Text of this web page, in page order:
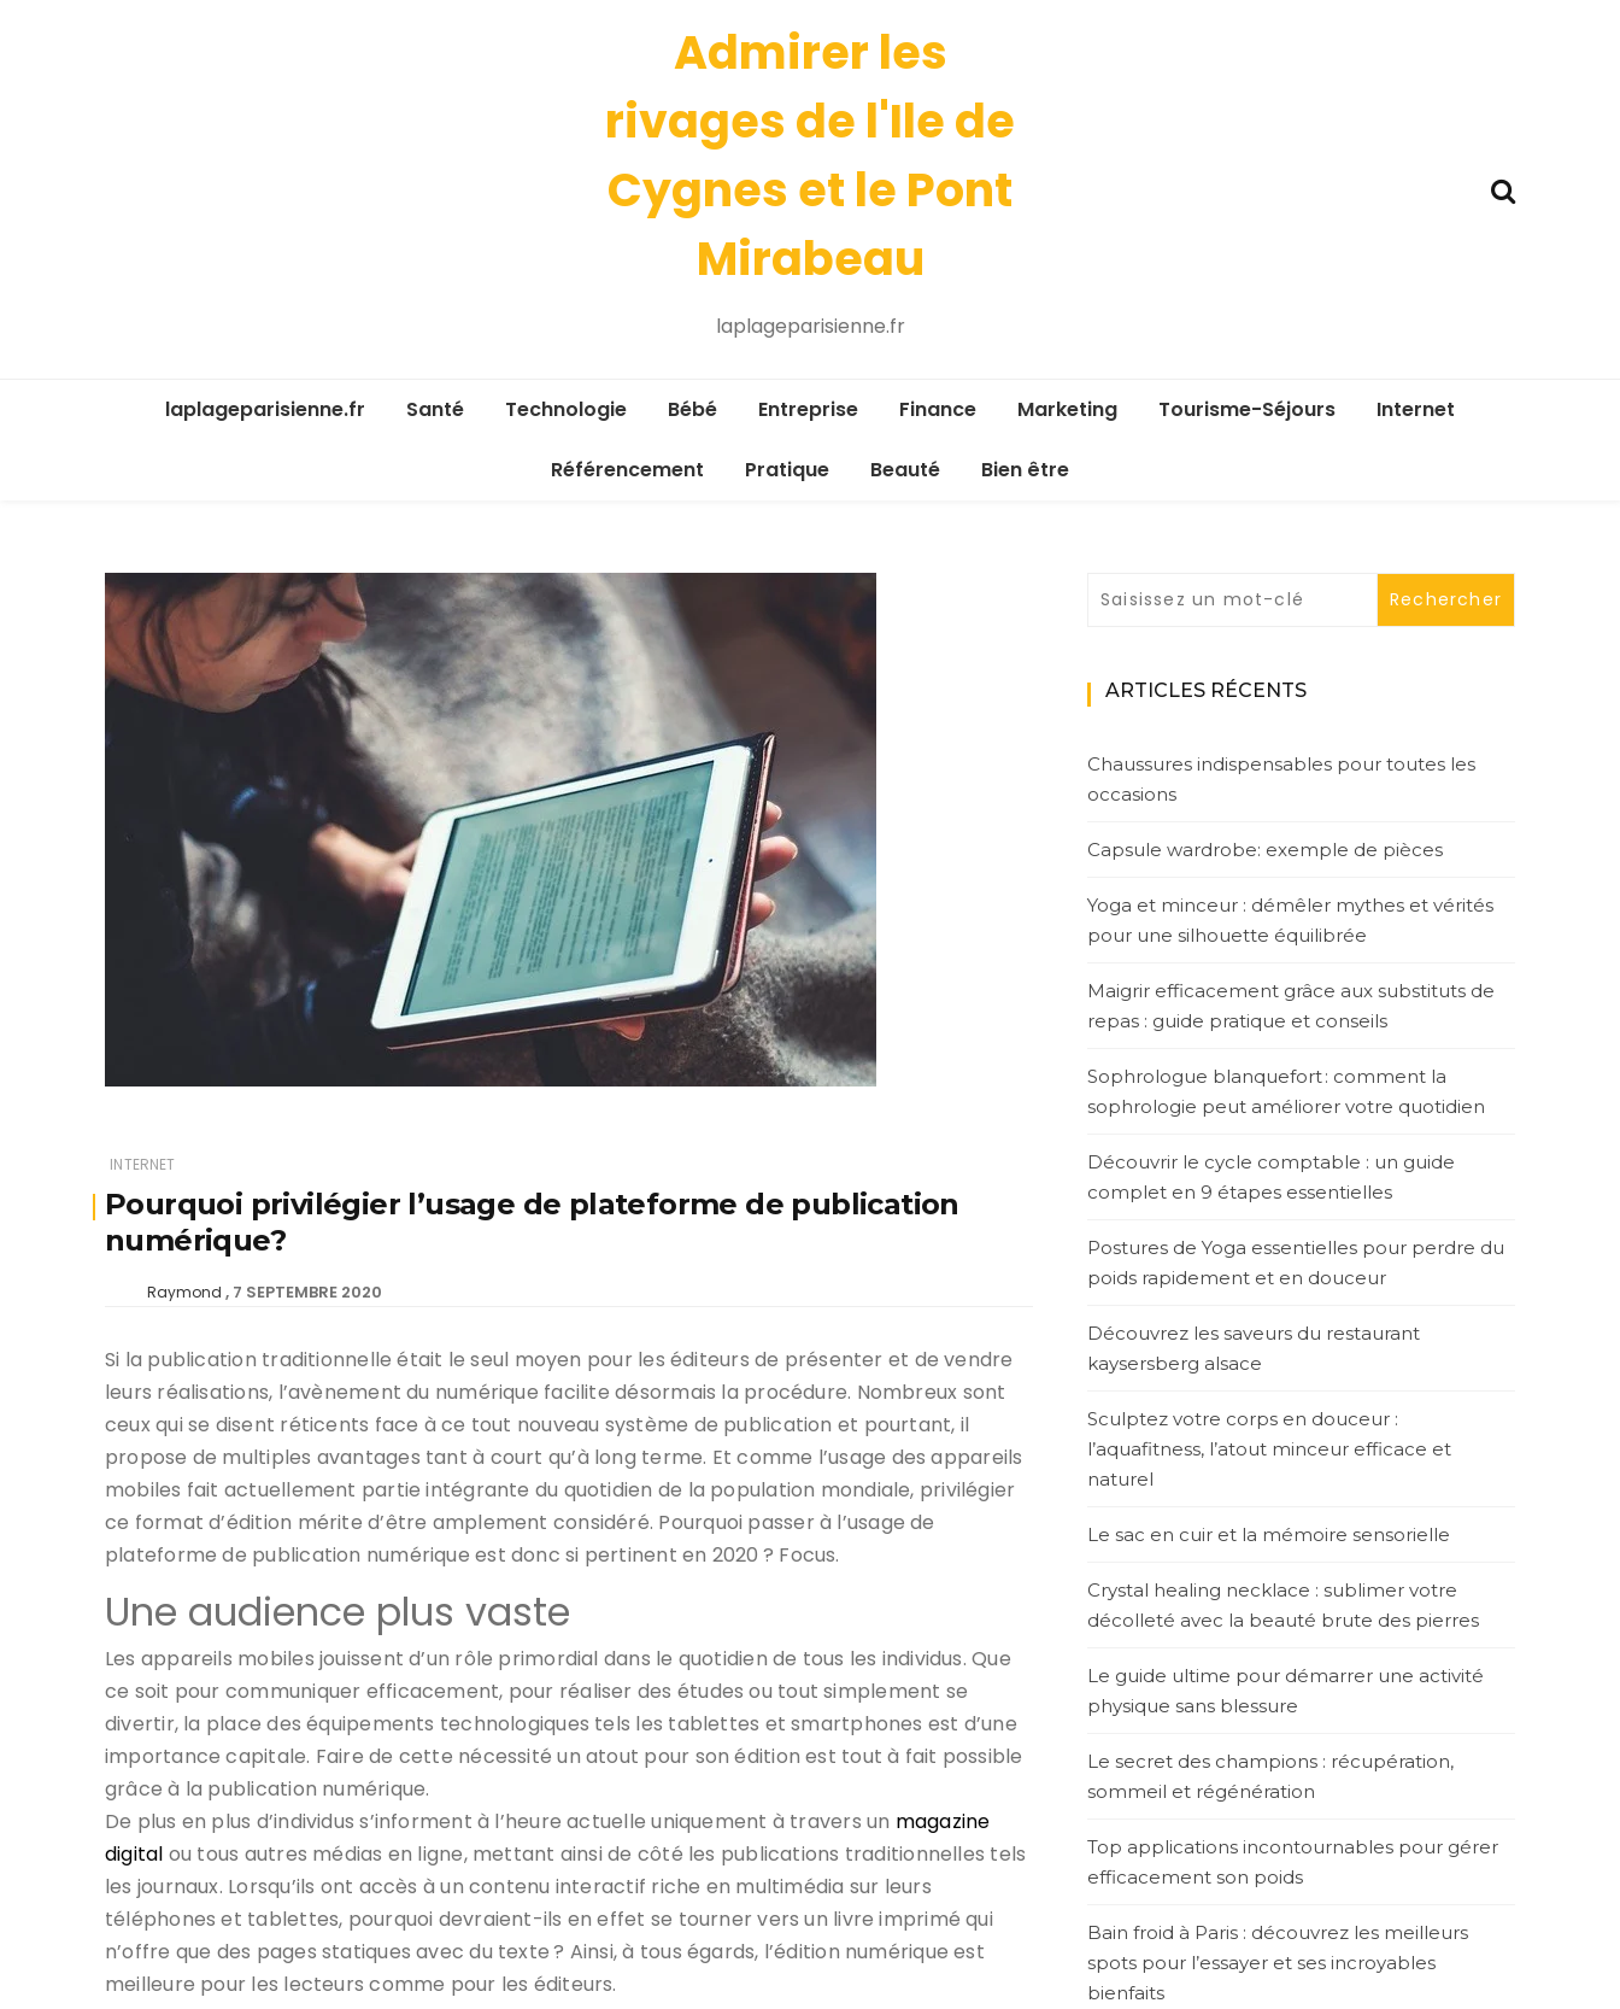
Admirer les
rivages de l'Ile de
Cygnes et le Pont
Mirabeau
laplageparisienne.fr
laplageparisienne.fr Santé Technologie Bébé Entreprise Finance Marketing Tourisme-Séjours Internet
Référencement Pratique Beauté Bien être
INTERNET
Pourquoi privilégier l’usage de plateforme de publication
numérique?
Raymond 7 SEPTEMBRE 2020
Si la publication traditionnelle était le seul moyen pour les éditeurs de présenter et de vendre
leurs réalisations, l’avènement du numérique facilite désormais la procédure. Nombreux sont
ceux qui se disent réticents face à ce tout nouveau système de publication et pourtant, il
propose de multiples avantages tant à court qu’à long terme. Et comme l’usage des appareils
mobiles fait actuellement partie intégrante du quotidien de la population mondiale, privilégier
ce format d’édition mérite d’être amplement considéré. Pourquoi passer à l’usage de
plateforme de publication numérique est donc si pertinent en 2020 ? Focus.
Une audience plus vaste
Les appareils mobiles jouissent d’un rôle primordial dans le quotidien de tous les individus. Que
ce soit pour communiquer efficacement, pour réaliser des études ou tout simplement se
divertir, la place des équipements technologiques tels les tablettes et smartphones est d’une
importance capitale. Faire de cette nécessité un atout pour son édition est tout à fait possible
grâce à la publication numérique.
De plus en plus d’individus s’informent à l’heure actuelle uniquement à travers un magazine
digital ou tous autres médias en ligne, mettant ainsi de côté les publications traditionnelles tels
les journaux. Lorsqu’ils ont accès à un contenu interactif riche en multimédia sur leurs
téléphones et tablettes, pourquoi devraient-ils en effet se tourner vers un livre imprimé qui
n’offre que des pages statiques avec du texte ? Ainsi, à tous égards, l’édition numérique est
meilleure pour les lecteurs comme pour les éditeurs.
ARTICLES RÉCENTS
Chaussures indispensables pour toutes les
occasions
Capsule wardrobe: exemple de pièces
Yoga et minceur : démêler mythes et vérités
pour une silhouette équilibrée
Maigrir efficacement grâce aux substituts de
repas : guide pratique et conseils
Sophrologue blanquefort : comment la
sophrologie peut améliorer votre quotidien
Découvrir le cycle comptable : un guide
complet en 9 étapes essentielles
Postures de Yoga essentielles pour perdre du
poids rapidement et en douceur
Découvrez les saveurs du restaurant
kaysersberg alsace
Sculptez votre corps en douceur :
l’aquafitness, l’atout minceur efficace et
naturel
Le sac en cuir et la mémoire sensorielle
Crystal healing necklace : sublimer votre
décolleté avec la beauté brute des pierres
Le guide ultime pour démarrer une activité
physique sans blessure
Le secret des champions : récupération,
sommeil et régénération
Top applications incontournables pour gérer
efficacement son poids
Bain froid à Paris : découvrez les meilleurs
spots pour l’essayer et ses incroyables
bienfaits